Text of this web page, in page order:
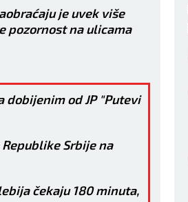
je uvek više
pozornost na ulicama
od JP "Putevi
Srbije na
čekaju 180 minuta,